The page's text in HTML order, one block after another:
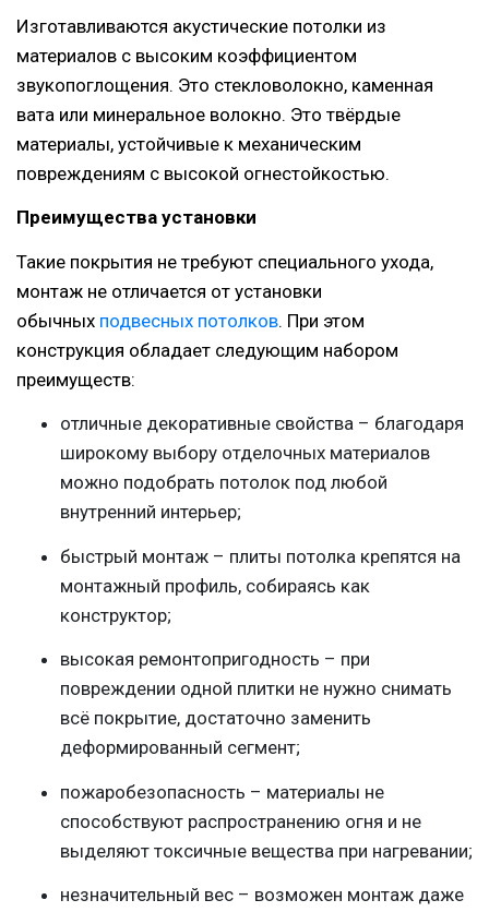
Изготавливаются акустические потолки из
материалов с высоким коэффициентом
звукопоглощения. Это стекловолокно, каменная
вата или минеральное волокно. Это твёрдые
материалы, устойчивые к механическим
повреждениям с высокой огнестойкостью.
Преимущества установки
Такие покрытия не требуют специального ухода,
монтаж не отличается от установки
обычных подвесных потолков. При этом
конструкция обладает следующим набором
преимуществ:
отличные декоративные свойства – благодаря
широкому выбору отделочных материалов
можно подобрать потолок под любой
внутренний интерьер;
быстрый монтаж – плиты потолка крепятся на
монтажный профиль, собираясь как
конструктор;
высокая ремонтопригодность – при
повреждении одной плитки не нужно снимать
всё покрытие, достаточно заменить
деформированный сегмент;
пожаробезопасность – материалы не
способствуют распространению огня и не
выделяют токсичные вещества при нагревании;
незначительный вес – возможен монтаж даже